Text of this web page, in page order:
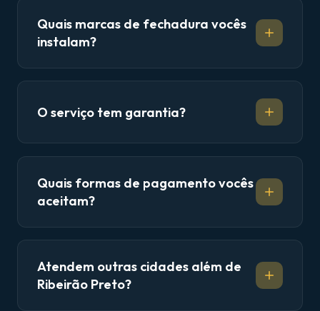
Quais marcas de fechadura vocês
instalam?
O serviço tem garantia?
Quais formas de pagamento vocês
aceitam?
Atendem outras cidades além de
Ribeirão Preto?